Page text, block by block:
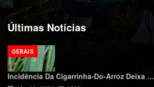
Últimas Notícias
Incidência Da Cigarrinha-Do-Arroz Deixa …
GERAIS